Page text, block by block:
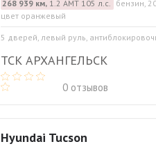
268 939 км,1.2 АМТ 105 л.с. бензин,
цвет оранжевый
5 дверей, левый руль,
ТСК АРХАНГЕЛЬСК
0 отзывов
Hyundai Tucson